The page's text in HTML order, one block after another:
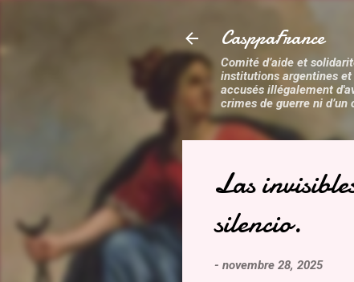
CasppaFrance
Comité d’aide et
institutions argentines
accusés illégalement
crimes de guerre ni
Las
silencio.
- novembre 28, 2025